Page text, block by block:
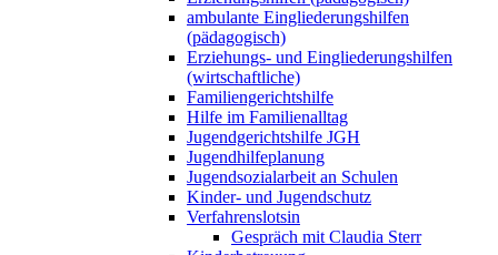
ambulante Eingliederungshilfen
(pädagogisch)
Erziehungs- und Eingliederungshilfen
(wirtschaftliche)
Familiengerichtshilfe
Hilfe im Familienalltag
Jugendgerichtshilfe JGH
Jugendhilfeplanung
Jugendsozialarbeit an Schulen
Kinder- und Jugendschutz
Verfahrenslotsin
Gespräch mit Claudia Sterr